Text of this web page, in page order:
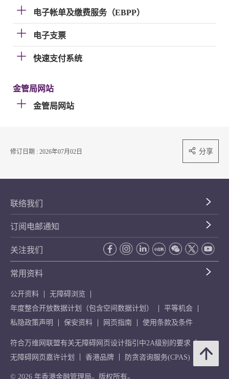
电子帐单及缴费服务（EBPP）
电子支票
快速支付系统
金管局网站
金管局网站
修订日期 : 2026年07月02日 分享
联络我们
订阅电邮通知
关注我们
常用资料
公开资料
无障碍浏览
年度整合开放数据计划（包含空间数据计划）
平等机会
私隐政策声明
保安资料 网页指南 使用条款及条件
符合万维网联盟有关无障碍网页设计指引中2A级别的要求
无障碍网页嘉许计划
香港品牌 防贪咨询服务(CPAS)
© 2026 年香港金融管理局。版权所有。